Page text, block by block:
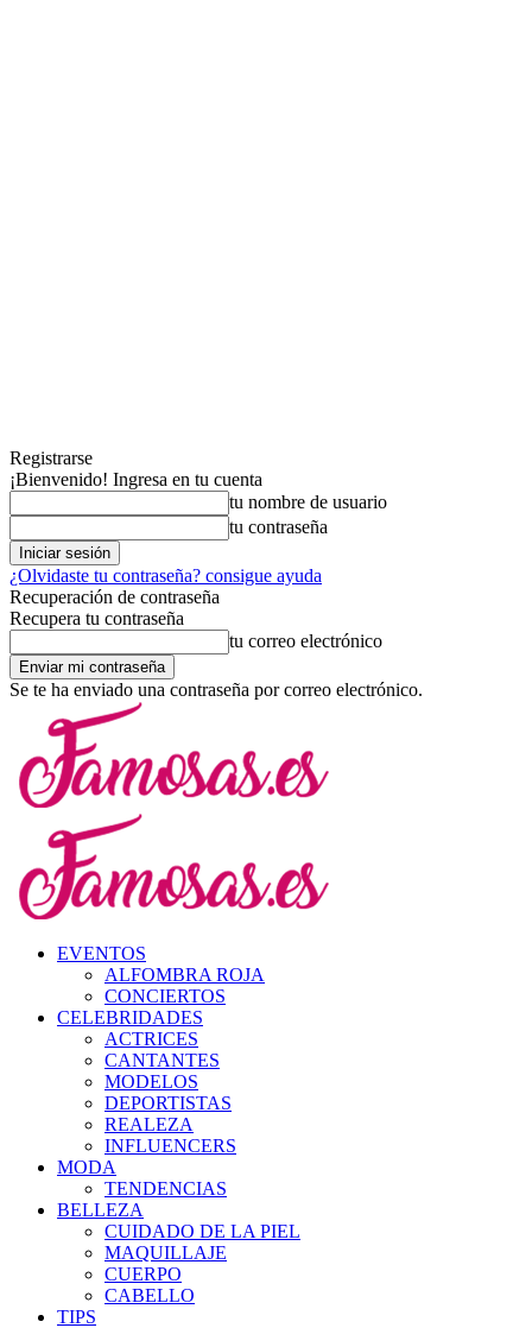
Registrarse
¡Bienvenido! Ingresa en tu cuenta
tu nombre de usuario
tu contraseña
¿Olvidaste tu contraseña? consigue ayuda
Recuperación de contraseña
Recupera tu contraseña
tu correo electrónico
Se te ha enviado una contraseña por correo electrónico.
EVENTOS
ALFOMBRA ROJA
CONCIERTOS
CELEBRIDADES
ACTRICES
CANTANTES
MODELOS
DEPORTISTAS
REALEZA
INFLUENCERS
MODA
TENDENCIAS
BELLEZA
CUIDADO DE LA PIEL
MAQUILLAJE
CUERPO
CABELLO
TIPS